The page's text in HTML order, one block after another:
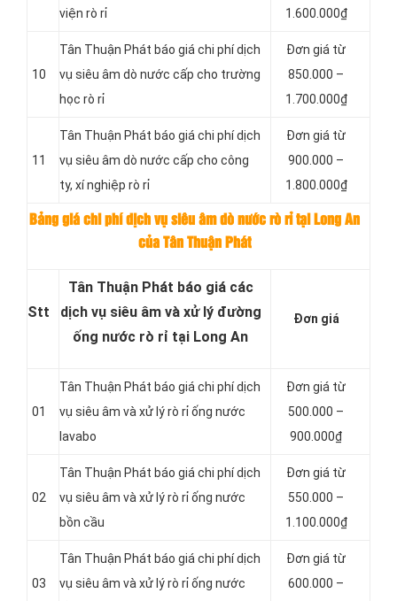
viện rò rỉ 1.600.000₫
10
Tân Thuận Phát báo giá chi phí dịch
vụ siêu âm dò nước cấp cho trường
học rò rỉ
Đơn giá từ
850.000 –
1.700.000₫
11
Tân Thuận Phát báo giá chi phí dịch
vụ siêu âm dò nước cấp cho công
ty, xí nghiệp rò rỉ
Đơn giá từ
900.000 –
1.800.000₫
Bảng giá chi phí dịch vụ siêu âm dò nước rò rỉ tại Long An
của Tân Thuận Phát
Stt
Tân Thuận Phát báo giá các
dịch vụ siêu âm và xử lý đường
ống nước rò rỉ tại Long An
Đơn giá
01
Tân Thuận Phát báo giá chi phí dịch
vụ siêu âm và xử lý rò rỉ ống nước
lavabo
Đơn giá từ
500.000 –
900.000₫
02
Tân Thuận Phát báo giá chi phí dịch
vụ siêu âm và xử lý rò rỉ ống nước
bồn cầu
Đơn giá từ
550.000 –
1.100.000₫
03
Tân Thuận Phát báo giá chi phí dịch
vụ siêu âm và xử lý rò rỉ ống nước
Đơn giá từ
600.000 –